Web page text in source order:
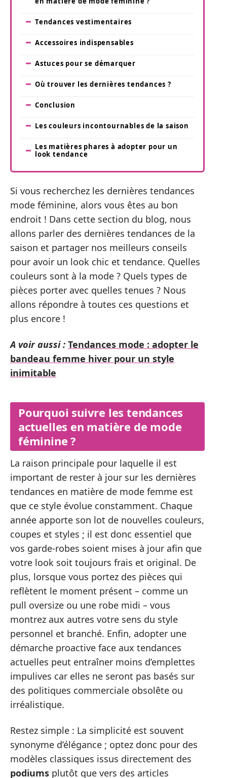
Tendances vestimentaires
Accessoires indispensables
Astuces pour se démarquer
Où trouver les dernières tendances ?
Conclusion
Les couleurs incontournables de la saison
Les matières phares à adopter pour un
look tendance
Si vous recherchez les dernières tendances
mode féminine, alors vous êtes au bon
endroit ! Dans cette section du blog, nous
allons parler des dernières tendances de la
saison et partager nos meilleurs conseils
pour avoir un look chic et tendance. Quelles
couleurs sont à la mode ? Quels types de
pièces porter avec quelles tenues ? Nous
allons répondre à toutes ces questions et
plus encore !
A voir aussi : Tendances mode : adopter le
bandeau femme hiver pour un style
inimitable
Pourquoi suivre les tendances
actuelles en matière de mode
féminine ?
La raison principale pour laquelle il est
important de rester à jour sur les dernières
tendances en matière de mode femme est
que ce style évolue constamment. Chaque
année apporte son lot de nouvelles couleurs,
coupes et styles ; il est donc essentiel que
vos garde-robes soient mises à jour afin que
votre look soit toujours frais et original. De
plus, lorsque vous portez des pièces qui
reflètent le moment présent – comme un
pull oversize ou une robe midi – vous
montrez aux autres votre sens du style
personnel et branché. Enfin, adopter une
démarche proactive face aux tendances
actuelles peut entraîner moins d’emplettes
impulives car elles ne seront pas basés sur
des politiques commerciale obsolête ou
irréalistique.
Restez simple : La simplicité est souvent
synonyme d’élégance ; optez donc pour des
modèles classiques issus directement des
podiums plutôt que vers des articles